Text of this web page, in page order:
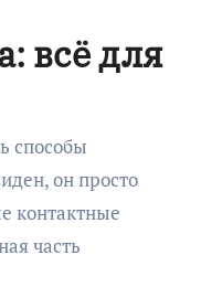
всё для
способы
он просто
контактные
часть